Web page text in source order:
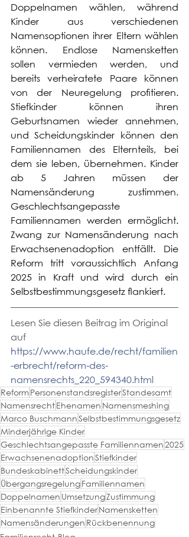
Doppelnamen wählen, während
Kinder aus verschiedenen
Namensoptionen ihrer Eltern wählen
können. Endlose Namensketten
sollen vermieden werden, und
bereits verheiratete Paare können
von der Neuregelung profitieren.
Stiefkinder können ihren
Geburtsnamen wieder annehmen,
und Scheidungskinder können den
Familiennamen des Elternteils, bei
dem sie leben, übernehmen. Kinder
ab 5 Jahren müssen der
Namensänderung zustimmen.
Geschlechtsangepasste
Familiennamen werden ermöglicht.
Zwang zur Namensänderung nach
Erwachsenenadoption entfällt. Die
Reform tritt voraussichtlich Anfang
2025 in Kraft und wird durch ein
Selbstbestimmungsgesetz flankiert.
Lesen Sie diesen Beitrag im Original
auf
https://www.haufe.de/recht/familien
-erbrecht/reform-des-
namensrechts_220_594340.html
ReformPersonenstandsregisterStandesamt
NamensrechtEhenamen Namensmeshing
Marco BuschmannSelbstbestimmungsgesetz
Minderjährige Kinder
Geschlechtsangepasste Familiennamen2025
ErwachsenenadoptionStiefkinder
BundeskabinettScheidungskinder
ÜbergangsregelungFamiliennamen
Doppelnamen UmsetzungZustimmung
Einbenannte StiefkinderNamensketten
Namensänderungen Rückbenennung